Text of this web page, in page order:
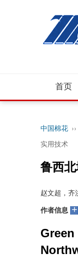
首页
中国棉花 ››
实用技术
鲁西
赵文超，齐
作者信息 +